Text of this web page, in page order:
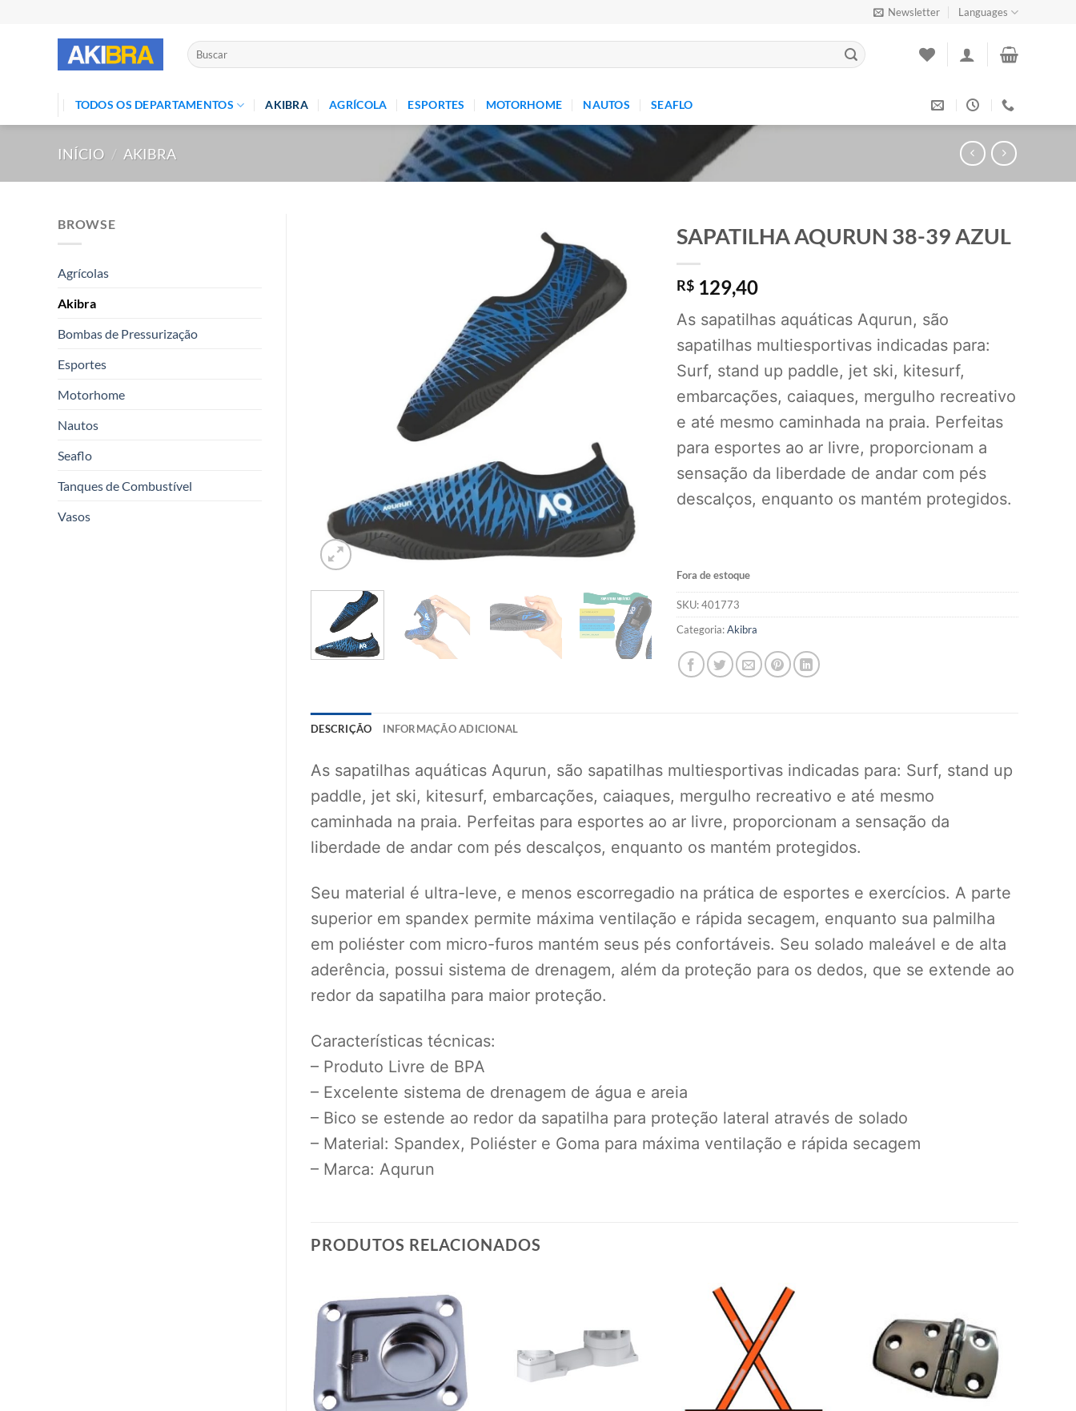
Newsletter Languages
Pesquisar
por:
TODOS OS DEPARTAMENTOS AKIBRA AGRÍCOLA ESPORTES MOTORHOME NAUTOS SEAFLO
INÍCIO / AKIBRA
BROWSE
Agrícolas
Akibra
Bombas de Pressurização
Esportes
Motorhome
Nautos
Seaflo
Tanques de Combustível
Vasos
Add to
wishlist
SAPATILHA AQURUN 38-39 AZUL
R$ 129,40
As sapatilhas aquáticas Aqurun, são
sapatilhas multiesportivas indicadas para:
Surf, stand up paddle, jet ski, kitesurf,
embarcações, caiaques, mergulho recreativo
e até mesmo caminhada na praia. Perfeitas
para esportes ao ar livre, proporcionam a
sensação da liberdade de andar com pés
descalços, enquanto os mantém protegidos.
Fora de estoque
SKU:401773
Categoria:Akibra
DESCRIÇÃO INFORMAÇÃO ADICIONAL
As sapatilhas aquáticas Aqurun, são sapatilhas multiesportivas indicadas para: Surf, stand up
paddle, jet ski, kitesurf, embarcações, caiaques, mergulho recreativo e até mesmo
caminhada na praia. Perfeitas para esportes ao ar livre, proporcionam a sensação da
liberdade de andar com pés descalços, enquanto os mantém protegidos.
Seu material é ultra-leve, e menos escorregadio na prática de esportes e exercícios. A parte
superior em spandex permite máxima ventilação e rápida secagem, enquanto sua palmilha
em poliéster com micro-furos mantém seus pés confortáveis. Seu solado maleável e de alta
aderência, possui sistema de drenagem, além da proteção para os dedos, que se extende ao
redor da sapatilha para maior proteção.
Características técnicas:
– Produto Livre de BPA
– Excelente sistema de drenagem de água e areia
– Bico se estende ao redor da sapatilha para proteção lateral através de solado
– Material: Spandex, Poliéster e Goma para máxima ventilação e rápida secagem
– Marca: Aqurun
PRODUTOS RELACIONADOS
Add to
wishlist
wishlist
wishlist